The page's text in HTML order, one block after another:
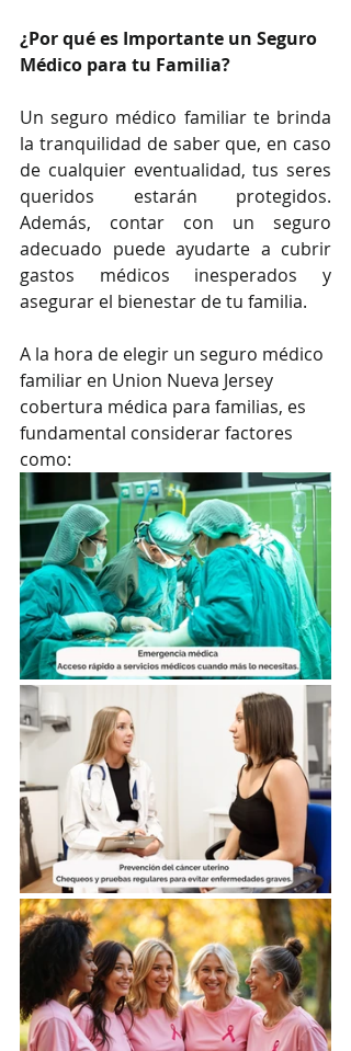
¿Por qué es Importante un Seguro
Médico para tu Familia?
Un seguro médico familiar te brinda
la tranquilidad de saber que, en caso
de cualquier eventualidad, tus seres
queridos estarán protegidos.
Además, contar con un seguro
adecuado puede ayudarte a cubrir
gastos médicos inesperados y
asegurar el bienestar de tu familia.
A la hora de elegir un seguro médico
familiar en Union Nueva Jersey
cobertura médica para familias, es
fundamental considerar factores
como: